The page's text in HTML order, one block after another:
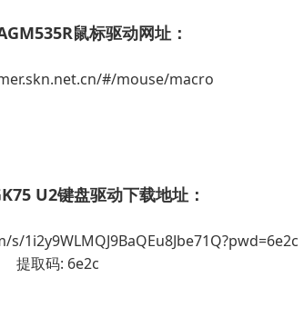
鼠标驱动网址：
#/mouse/macro
U2键盘驱动下载地址：
1i2y9WLMQJ9BaQEu8Jbe71Q?pwd=6e2c
提取码: 6e2c